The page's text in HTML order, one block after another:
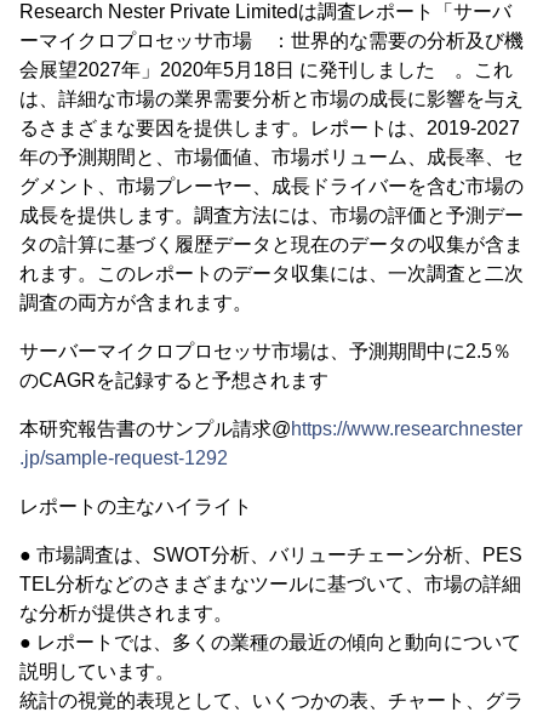
Research Nester Private Limitedは調査レポート「サーバ
ーマイクロプロセッサ市場 ：世界的な需要の分析及び機
会展望2027年」2020年5月18日 に発刊しました 。これ
は、詳細な市場の業界需要分析と市場の成長に影響を与え
るさまざまな要因を提供します。レポートは、2019-2027
年の予測期間と、市場価値、市場ボリューム、成長率、セ
グメント、市場プレーヤー、成長ドライバーを含む市場の
成長を提供します。調査方法には、市場の評価と予測デー
タの計算に基づく履歴データと現在のデータの収集が含ま
れます。このレポートのデータ収集には、一次調査と二次
調査の両方が含まれます。
サーバーマイクロプロセッサ市場は、予測期間中に2.5％
のCAGRを記録すると予想されます
本研究報告書のサンプル請求@https://www.researchnester
.jp/sample-request-1292
レポートの主なハイライト
● 市場調査は、SWOT分析、バリューチェーン分析、PES
TEL分析などのさまざまなツールに基づいて、市場の詳細
な分析が提供されます。
● レポートでは、多くの業種の最近の傾向と動向について
説明しています。
統計の視覚的表現として、いくつかの表、チャート、グラ